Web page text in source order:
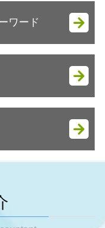
ワード